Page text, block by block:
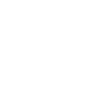
cumpliendo con los
su efectividad.
ha sido
los sitios del sector.